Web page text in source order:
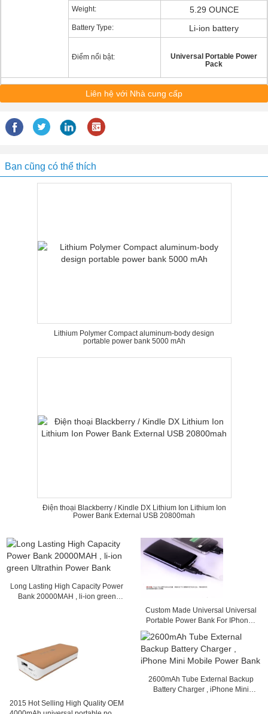
Weight: 5.29 OUNCE
Battery Type: Li-ion battery
Điểm nổi bật:
Universal Portable Power
Pack
Liên hệ với Nhà cung cấp
Bạn cũng có thể thích
Lithium Polymer Compact aluminum-body design
portable power bank 5000 mAh
Điện thoại Blackberry / Kindle DX Lithium Ion Lithium Ion
Power Bank External USB 20800mah
Long Lasting High Capacity Power
Bank 20000MAH , li-ion green
Custom Made Universal Universal
Portable Power Bank For IPhone /
2015 Hot Selling High Quality OEM
2600mAh Tube External Backup
Battery Charger , iPhone Mini